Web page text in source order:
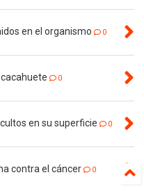
en el organismo 0
0
en su superficie 0
contra el cáncer 0